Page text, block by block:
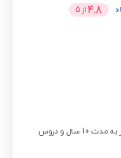
4.8 از 5
تدریس خصوصی دروس ریاضی و فیزیک دبیرستان و کنکور به مدت 10 سال و دروس